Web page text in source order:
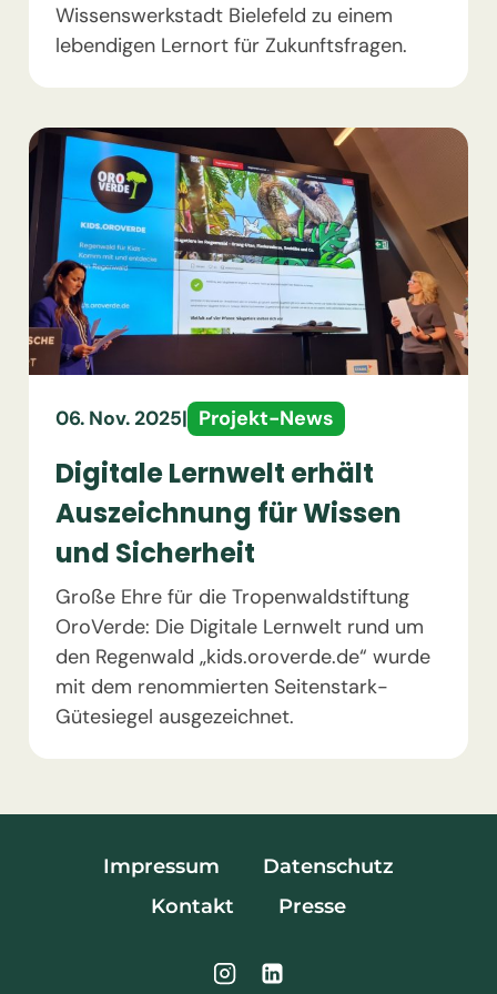
Wissenswerkstadt Bielefeld zu einem
lebendigen Lernort für Zukunftsfragen.
06. Nov. 2025| Projekt-News
Digitale Lernwelt erhält
Auszeichnung für Wissen
und Sicherheit
Große Ehre für die Tropenwaldstiftung
OroVerde: Die Digitale Lernwelt rund um
den Regenwald „kids.oroverde.de“ wurde
mit dem renommierten Seitenstark-
Gütesiegel ausgezeichnet.
Impressum
Datenschutz
Kontakt
Presse